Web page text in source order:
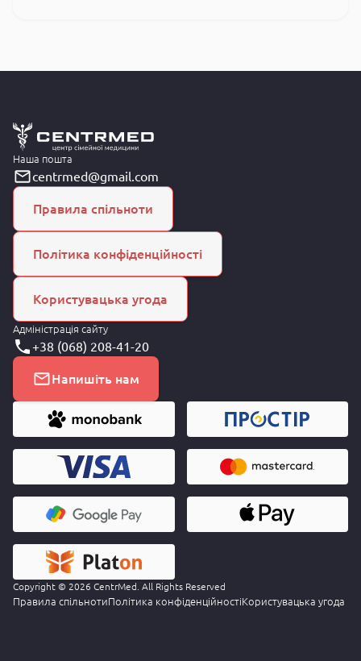
Наша пошта
centrmed@gmail.com
Правила спільноти
Політика конфіденційності
Користувацька угода
Адміністрація сайту
+38 (068) 208-41-20
Напишіть нам
Copyright © 2026 CentrMed. All Rights Reserved
Правила спільнотиПолітика конфіденційностіКористувацька угода